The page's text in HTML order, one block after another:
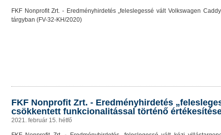
FKF Nonprofit Zrt. - Eredményhirdetés „feleslegessé vált Volkswagen
tárgyban (FV-32-KH/2020)
FKF Nonprofit Zrt. - Eredményhirdetés
csökkentett funkcionalitással történő
2021. február 15. hétfő